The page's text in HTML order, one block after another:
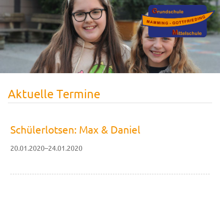
Aktuelle Termine
Schülerlotsen: Max & Daniel
20.01.2020–24.01.2020